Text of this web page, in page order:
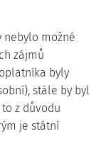
nebylo možné
zájmů
byly
stále by byl
z důvodu
je státní